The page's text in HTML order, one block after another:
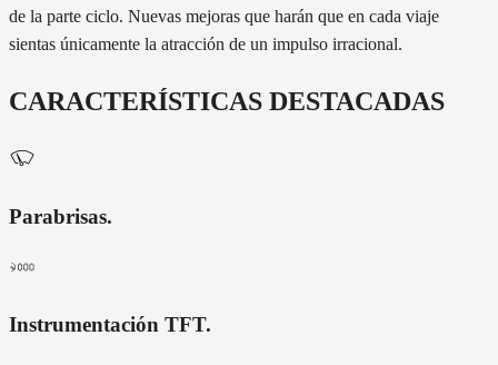
de la parte ciclo. Nuevas mejoras que harán que en cada viaje
sientas únicamente la atracción de un impulso irracional.
CARACTERÍSTICAS DESTACADAS
Parabrisas.
Instrumentación TFT.